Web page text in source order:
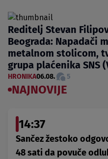
Reditelj Stevan
Beograda: Napadači
metalnom stolicom,
grupa plaćenika SNS
HRONIKA06.08. 5
NAJNOVIJE
14:37
Sančez žestoko
48 sati da povuče